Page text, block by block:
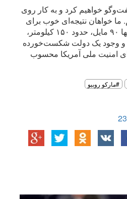
خواهیم کرد و به کار روی
ما خواهان نتیجه‌ای خوب برای
مردم کوبا هستیم. کوبا تنها ۹۰ مایل، حدود ۱۵۰ کیلومتر،
و وجود یک دولت شکست‌خورده
امنیت ملی آمریکا محسوب
#مارکو روبیو